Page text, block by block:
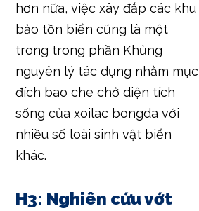
hơn nữa, việc xây đắp các khu
bảo tồn biển cũng là một
trong trong phần Khủng
nguyên lý tác dụng nhằm mục
đích bao che chở diện tích
sống của xoilac bongda với
nhiều số loài sinh vật biển
khác.
H3: Nghiên cứu vớt